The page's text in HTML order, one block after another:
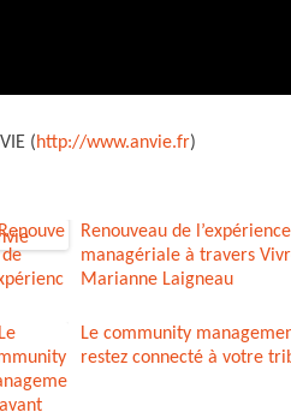
(http://www.anvie.fr)
Renouveau de
managériale à travers
Marianne Laigneau
Le community
restez connecté à votre